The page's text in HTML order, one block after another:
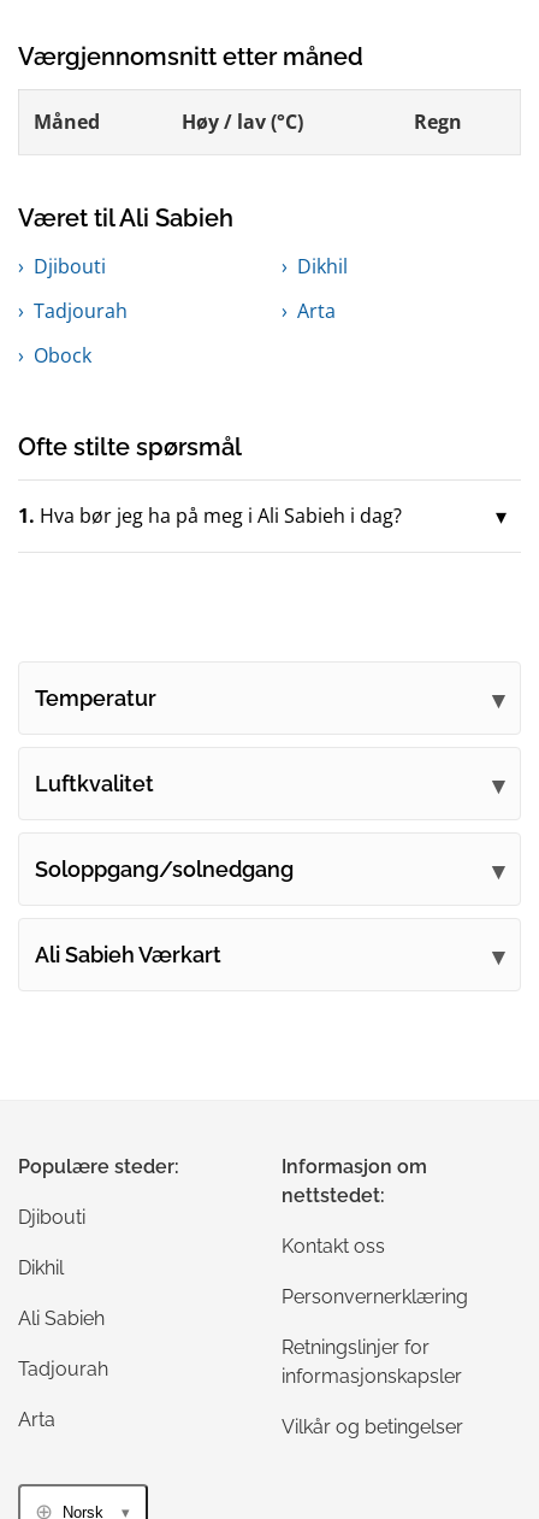
Værgjennomsnitt etter måned
Måned Høy / lav (°C) Regn
Været til Ali Sabieh
Djibouti
Dikhil
Tadjourah
Arta
Obock
Ofte stilte spørsmål
1. Hva bør jeg ha på meg i Ali Sabieh i dag?
Temperatur
Luftkvalitet
Soloppgang/solnedgang
Ali Sabieh Værkart
Populære steder:
Djibouti
Dikhil
Ali Sabieh
Tadjourah
Arta
Informasjon om
nettstedet:
Kontakt oss
Personvernerklæring
Retningslinjer for
informasjonskapsler
Vilkår og betingelser
Norsk